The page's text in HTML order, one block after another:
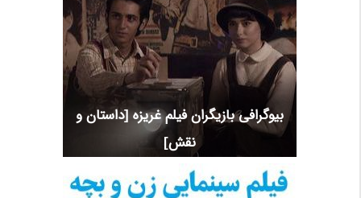
بیوگرافی بازیگران فیلم غریزه [داستان و
نقش]